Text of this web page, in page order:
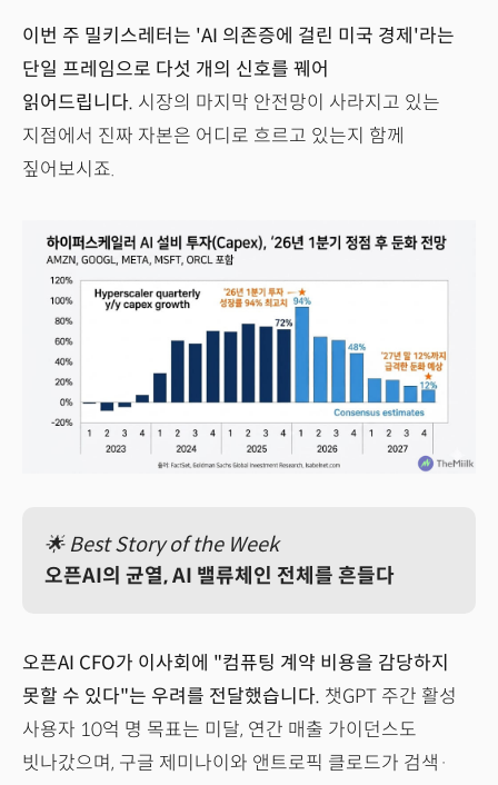
이번 주 밀키스레터는 'AI 의존증에 걸린 미국 경제'라는
단일 프레임으로 다섯 개의 신호를 꿰어
읽어드립니다. 시장의 마지막 안전망이 사라지고 있는
지점에서 진짜 자본은 어디로 흐르고 있는지 함께
짚어보시죠.
🌟 Best Story of the Week
오픈AI의 균열, AI 밸류체인 전체를 흔들다
오픈AI CFO가 이사회에 "컴퓨팅 계약 비용을 감당하지
못할 수 있다"는 우려를 전달했습니다. 챗GPT 주간 활성
사용자 10억 명 목표는 미달, 연간 매출 가이던스도
빗나갔으며, 구글 제미나이와 앤트로픽 클로드가 검색·